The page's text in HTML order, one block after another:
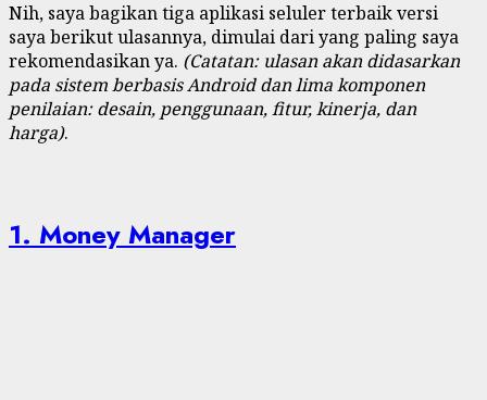
Nih, saya bagikan tiga aplikasi seluler terbaik versi
saya berikut ulasannya, dimulai dari yang paling saya
rekomendasikan ya. (Catatan: ulasan akan didasarkan
pada sistem berbasis Android dan lima komponen
penilaian: desain, penggunaan, fitur, kinerja, dan
harga).
1. Money Manager